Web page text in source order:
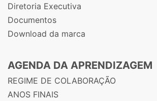
Diretoria Executiva
Documentos
Download da marca
AGENDA DA APRENDIZAGEM
REGIME DE COLABORAÇÃO
ANOS FINAIS